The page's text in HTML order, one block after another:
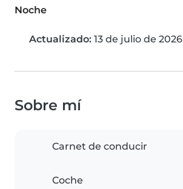
Noche
Actualizado: 13 de julio de 2026
Sobre mí
Carnet de conducir
Coche